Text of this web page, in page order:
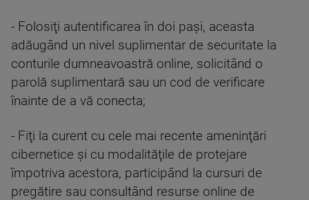
- Folosiţi autentificarea în doi paşi, aceasta
adăugând un nivel suplimentar de securitate la
conturile dumneavoastră online, solicitând o
parolă suplimentară sau un cod de verificare
înainte de a vă conecta;
- Fiţi la curent cu cele mai recente ameninţări
cibernetice şi cu modalităţile de protejare
împotriva acestora, participând la cursuri de
pregătire sau consultând resurse online de